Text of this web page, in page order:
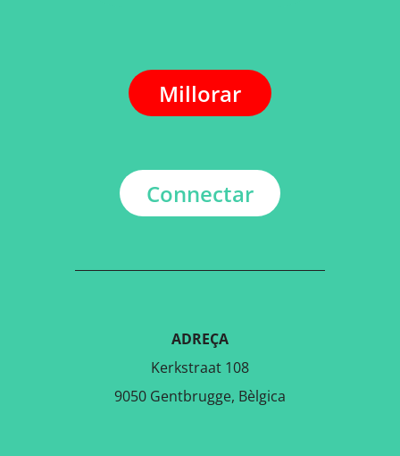
Millorar
Connectar
ADREÇA
Kerkstraat 108
9050 Gentbrugge, Bèlgica